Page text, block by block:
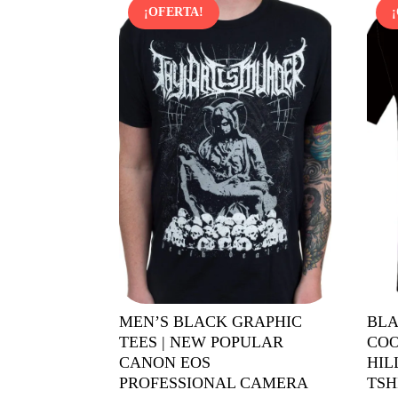
¡OFERTA!
MEN’S BLACK GRAPHIC
TEES | NEW POPULAR
CANON EOS
PROFESSIONAL CAMERA